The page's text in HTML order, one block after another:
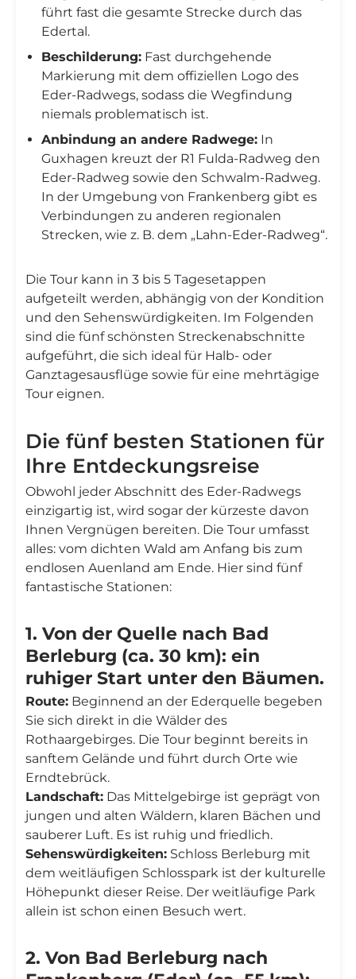
führt fast die gesamte Strecke durch das
Edertal.
Beschilderung: Fast durchgehende
Markierung mit dem offiziellen Logo des
Eder-Radwegs, sodass die Wegfindung
niemals problematisch ist.
Anbindung an andere Radwege: In
Guxhagen kreuzt der R1 Fulda-Radweg den
Eder-Radweg sowie den Schwalm-Radweg.
In der Umgebung von Frankenberg gibt es
Verbindungen zu anderen regionalen
Strecken, wie z. B. dem „Lahn-Eder-Radweg“.
Die Tour kann in 3 bis 5 Tagesetappen
aufgeteilt werden, abhängig von der Kondition
und den Sehenswürdigkeiten. Im Folgenden
sind die fünf schönsten Streckenabschnitte
aufgeführt, die sich ideal für Halb- oder
Ganztagesausflüge sowie für eine mehrtägige
Tour eignen.
Die fünf besten Stationen für
Ihre Entdeckungsreise
Obwohl jeder Abschnitt des Eder-Radwegs
einzigartig ist, wird sogar der kürzeste davon
Ihnen Vergnügen bereiten. Die Tour umfasst
alles: vom dichten Wald am Anfang bis zum
endlosen Auenland am Ende. Hier sind fünf
fantastische Stationen:
1. Von der Quelle nach Bad
Berleburg (ca. 30 km): ein
ruhiger Start unter den Bäumen.
Route: Beginnend an der Ederquelle begeben
Sie sich direkt in die Wälder des
Rothaargebirges. Die Tour beginnt bereits in
sanftem Gelände und führt durch Orte wie
Erndtebrück.
Landschaft: Das Mittelgebirge ist geprägt von
jungen und alten Wäldern, klaren Bächen und
sauberer Luft. Es ist ruhig und friedlich.
Sehenswürdigkeiten: Schloss Berleburg mit
dem weitläufigen Schlosspark ist der kulturelle
Höhepunkt dieser Reise. Der weitläufige Park
allein ist schon einen Besuch wert.
2. Von Bad Berleburg nach